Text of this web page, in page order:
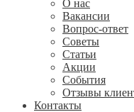
О нас
Вакансии
Вопрос-ответ
Советы
Статьи
Акции
События
Отзывы
Контакты